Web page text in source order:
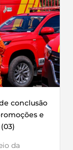
conclusão
e
da